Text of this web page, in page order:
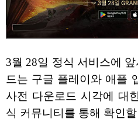
3월 28일 정식 서비스에
드는 구글 플레이와 애플
사전 다운로드 시각에 대
식 커뮤니티를 통해 확인